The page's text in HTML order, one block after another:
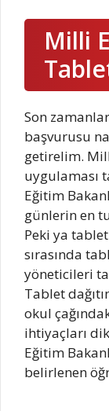
Milli
Son
başvurusu
getirelim.
uygulaması
Eğitim
günlerin en
Peki ya tablet
sırasında
yöneticileri
Tablet
okul
ihtiyaçları
Eğitim
belirlenen